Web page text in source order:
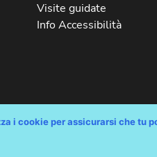
Visite guidate
Info Accessibilità
– partita Iva 00210240321 – tutti i
i cookie per assicurarsi che tu